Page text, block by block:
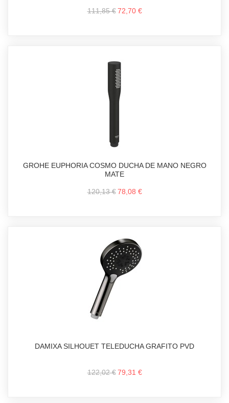
111,85 € 72,70 €
GROHE EUPHORIA COSMO DUCHA DE MANO NEGRO
MATE
120,13 € 78,08 €
DAMIXA SILHOUET TELEDUCHA GRAFITO PVD
122,02 € 79,31 €